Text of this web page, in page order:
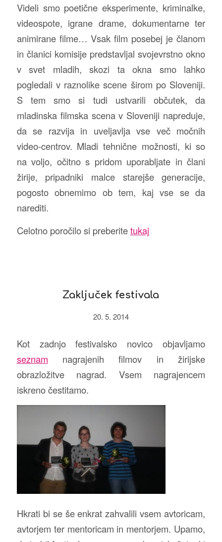
Videli smo poetične eksperimente, kriminalke,
videospote, igrane drame, dokumentarne ter
animirane filme… Vsak film posebej je članom
in članici komisije predstavljal svojevrstno okno
v svet mladih, skozi ta okna smo lahko
pogledali v raznolike scene širom po Sloveniji.
S tem smo si tudi ustvarili občutek, da
mladinska filmska scena v Sloveniji napreduje,
da se razvija in uveljavlja vse več močnih
video-centrov. Mladi tehnične možnosti, ki so
na voljo, očitno s pridom uporabljate in člani
žirije, pripadniki malce starejše generacije,
pogosto obnemimo ob tem, kaj vse se da
narediti.
Celotno poročilo si preberitetukaj
Zaključek festivala
20. 5. 2014
Kot zadnjo festivalsko novico objavljamo
seznam nagrajenih filmov in žirijske
obrazložitve nagrad. Vsem nagrajencem
iskreno čestitamo.
Hkrati bi se še enkrat zahvalili vsem avtoricam,
avtorjem ter mentoricam in mentorjem. Upamo,